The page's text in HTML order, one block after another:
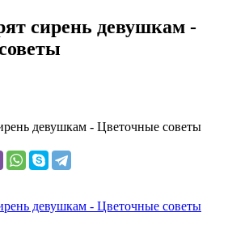
сирень девушкам -
девушкам - Цветочные советы